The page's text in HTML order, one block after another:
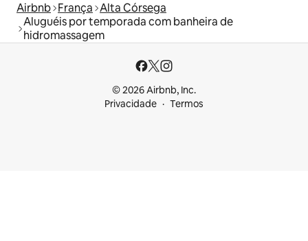
Airbnb França Alta Córsega
Aluguéis por temporada com banheira de
hidromassagem
© 2026 Airbnb, Inc.
Privacidade
Termos